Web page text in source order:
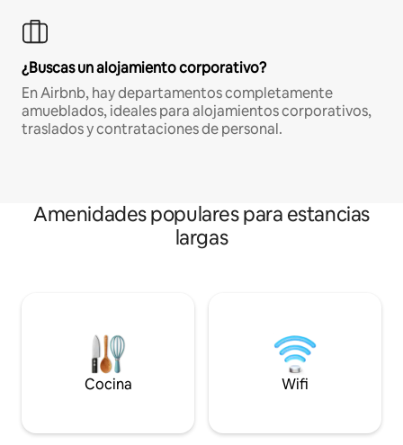
¿Buscas un alojamiento corporativo?
En Airbnb, hay departamentos completamente
amueblados, ideales para alojamientos corporativos,
traslados y contrataciones de personal.
Amenidades populares para estancias
largas
Cocina Wifi